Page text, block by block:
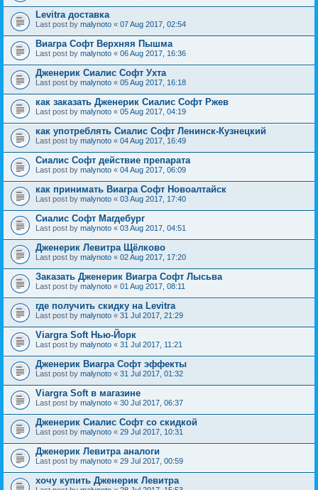
Levitra доставка
Last post by malynoto « 07 Aug 2017, 02:54
Виагра Софт Верхняя Пышма
Last post by malynoto « 06 Aug 2017, 16:36
Дженерик Сиалис Софт Ухта
Last post by malynoto « 05 Aug 2017, 16:18
как заказать Дженерик Сиалис Софт Ржев
Last post by malynoto « 05 Aug 2017, 04:19
как употреблять Сиалис Софт Ленинск-Кузнецкий
Last post by malynoto « 04 Aug 2017, 16:49
Сиалис Софт действие препарата
Last post by malynoto « 04 Aug 2017, 06:09
как принимать Виагра Софт Новоалтайск
Last post by malynoto « 03 Aug 2017, 17:40
Сиалис Софт Магдебург
Last post by malynoto « 03 Aug 2017, 04:51
Дженерик Левитра Щёлково
Last post by malynoto « 02 Aug 2017, 17:20
Заказать Дженерик Виагра Софт Лысьва
Last post by malynoto « 01 Aug 2017, 08:11
где получить скидку на Levitra
Last post by malynoto « 31 Jul 2017, 21:29
Viargra Soft Нью-Йорк
Last post by malynoto « 31 Jul 2017, 11:21
Дженерик Виагра Софт эффекты
Last post by malynoto « 31 Jul 2017, 01:32
Viargra Soft в магазине
Last post by malynoto « 30 Jul 2017, 06:37
Дженерик Сиалис Софт со скидкой
Last post by malynoto « 29 Jul 2017, 10:31
Дженерик Левитра аналоги
Last post by malynoto « 29 Jul 2017, 00:59
хочу купить Дженерик Левитра